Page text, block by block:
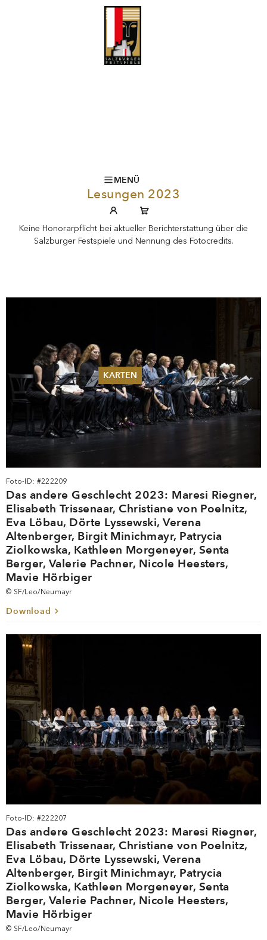
MENÜ
KARTEN
Sommer 2026
Pfingsten 2026
Abonnements
Karteninformation
Gutscheine
Lesungen 2023
Keine Honorarpflicht bei aktueller Berichterstattung über die
Salzburger Festspiele und Nennung des Fotocredits.
Foto-ID: #222209
Das andere Geschlecht 2023: Maresi Riegner,
Elisabeth Trissenaar, Christiane von Poelnitz,
Eva Löbau, Dörte Lyssewski, Verena
Altenberger, Birgit Minichmayr, Patrycia
Ziolkowska, Kathleen Morgeneyer, Senta
Berger, Valerie Pachner, Nicole Heesters,
Mavie Hörbiger
© SF/Leo/Neumayr
Download
Foto-ID: #222207
Das andere Geschlecht 2023: Maresi Riegner,
Elisabeth Trissenaar, Christiane von Poelnitz,
Eva Löbau, Dörte Lyssewski, Verena
Altenberger, Birgit Minichmayr, Patrycia
Ziolkowska, Kathleen Morgeneyer, Senta
Berger, Valerie Pachner, Nicole Heesters,
Mavie Hörbiger
© SF/Leo/Neumayr